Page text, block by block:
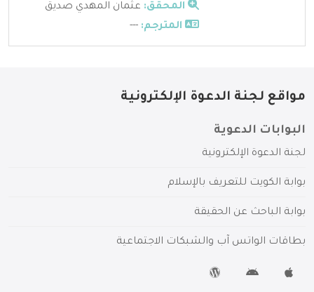
المحقق: عثمان المهدي صديق
المترجم: ---
مواقع لجنة الدعوة الإلكترونية
البوابات الدعوية
لجنة الدعوة الإلكترونية
بوابة الكويت للتعريف بالإسلام
بوابة الباحث عن الحقيقة
بطاقات الواتس آب والشبكات الاجتماعية